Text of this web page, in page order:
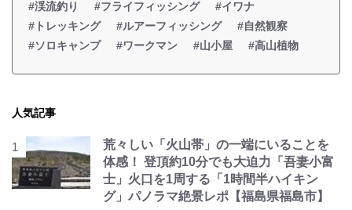
#渓流釣り #フライフィッシング
#イワナ
#トレッキング
#ルアーフィッシング
#自然観察
#ソロキャンプ
#ワークマン #山小屋 #高山植物
人気記事
荒々しい「火山帯」の一端にいることを
体感！ 登頂約10分でも大迫力「吾妻小富
士」火口を1周する「1時間半ハイキン
グ」パノラマ絶景レポ【福島県福島市】